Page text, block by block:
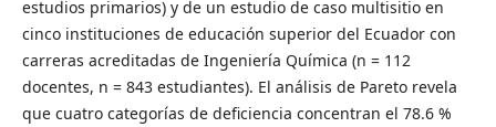
estudios primarios) y de un estudio de caso multisitio en
cinco instituciones de educación superior del Ecuador con
carreras acreditadas de Ingeniería Química (n = 112
docentes, n = 843 estudiantes). El análisis de Pareto revela
que cuatro categorías de deficiencia concentran el 78.6 %